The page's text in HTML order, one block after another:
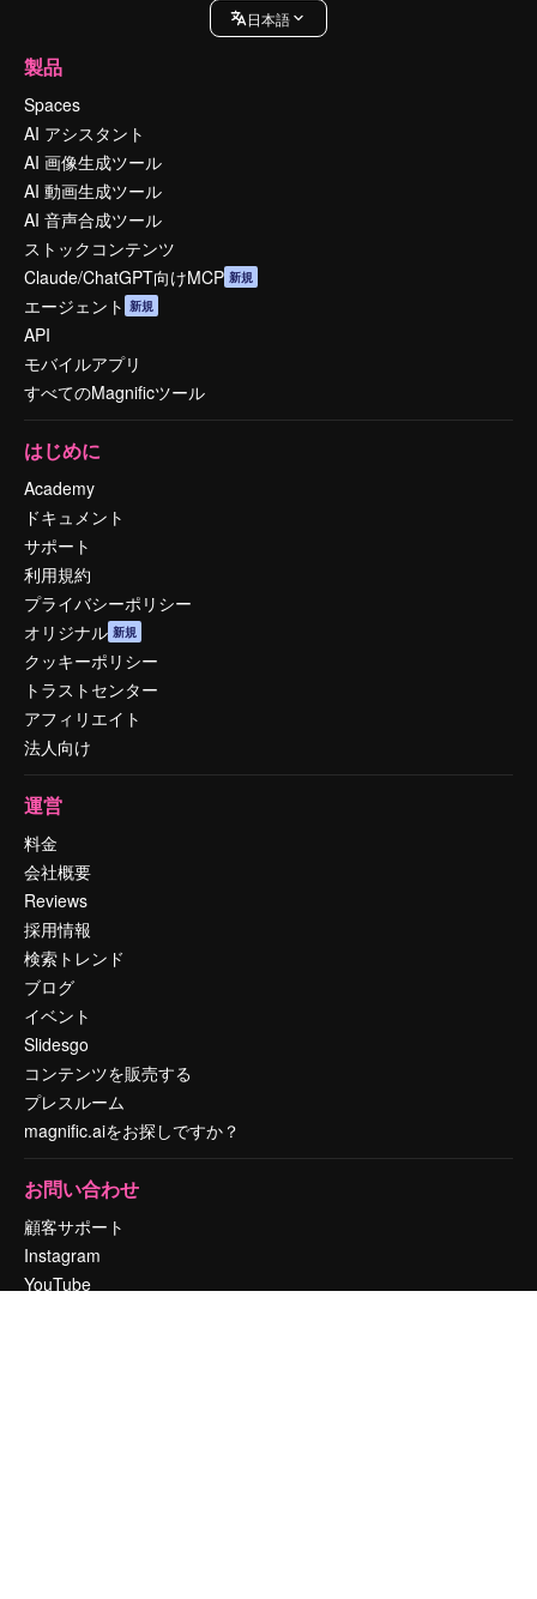
日本語
製品
Spaces
AI アシスタント
AI 画像生成ツール
AI 動画生成ツール
AI 音声合成ツール
ストックコンテンツ
Claude/ChatGPT向けMCP 新規
エージェント 新規
API
モバイルアプリ
すべてのMagnificツール
はじめに
Academy
ドキュメント
サポート
利用規約
プライバシーポリシー
オリジナル 新規
クッキーポリシー
トラストセンター
アフィリエイト
法人向け
運営
料金
会社概要
Reviews
採用情報
検索トレンド
ブログ
イベント
Slidesgo
コンテンツを販売する
プレスルーム
magnific.aiをお探しですか？
お問い合わせ
顧客サポート
Instagram
YouTube